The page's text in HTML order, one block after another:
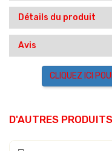
Détails du produit
Avis
CLIQUEZ ICI
D'AUTRES